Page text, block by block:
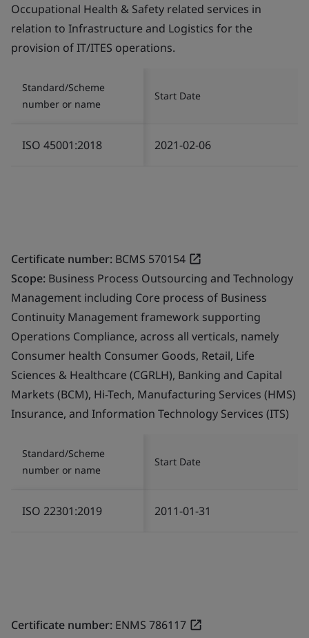
Occupational Health & Safety related services in
relation to Infrastructure and Logistics for the
provision of IT/ITES operations.
Standard/Scheme
number or name
Start Date
ISO 45001:2018 2021-02-06
Certificate number: BCMS 570154
Scope: Business Process Outsourcing and Technology
Management including Core process of Business
Continuity Management framework supporting
Operations Compliance, across all verticals, namely
Consumer health Consumer Goods, Retail, Life
Sciences & Healthcare (CGRLH), Banking and Capital
Markets (BCM), Hi-Tech, Manufacturing Services (HMS)
Insurance, and Information Technology Services (ITS)
Standard/Scheme
number or name
Start Date
ISO 22301:2019 2011-01-31
Certificate number: ENMS 786117